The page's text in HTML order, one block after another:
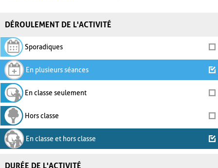
DÉROULEMENT DE L'ACTIVITÉ
Sporadiques
En plusieurs séances
En classe seulement
Hors classe
En classe et hors classe
DURÉE DE L'ACTIVITÉ